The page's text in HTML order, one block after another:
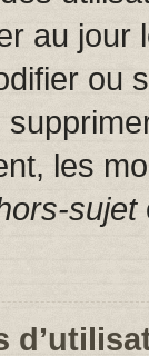
au jour
ou
les
sujet